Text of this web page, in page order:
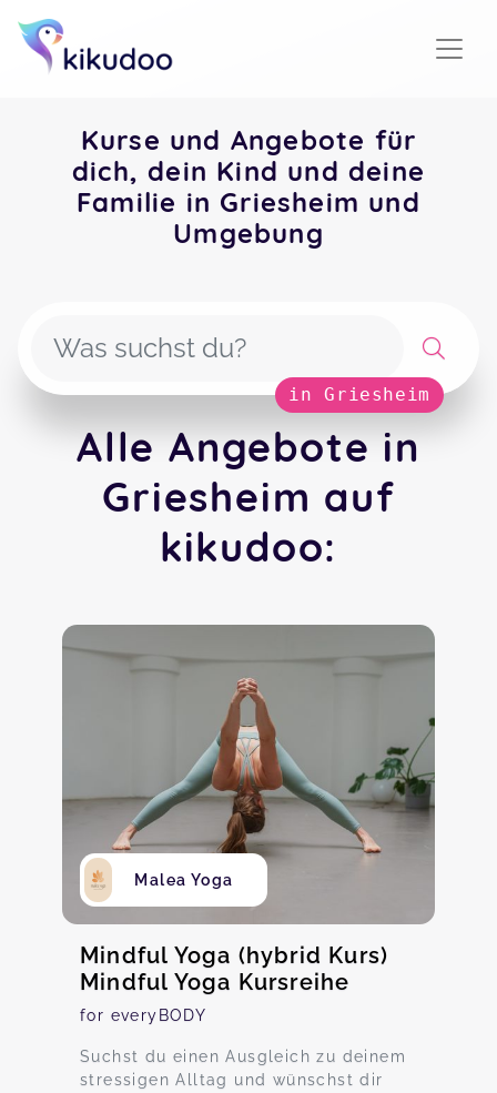
Kurse und Angebote für
dich, dein Kind und deine
Familie in Griesheim und
Umgebung
in Griesheim
Alle Angebote in
Griesheim auf
kikudoo:
Malea Yoga
Mindful Yoga (hybrid Kurs)
Mindful Yoga Kursreihe
for everyBODY
Suchst du einen Ausgleich zu deinem
stressigen Alltag und wünschst dir